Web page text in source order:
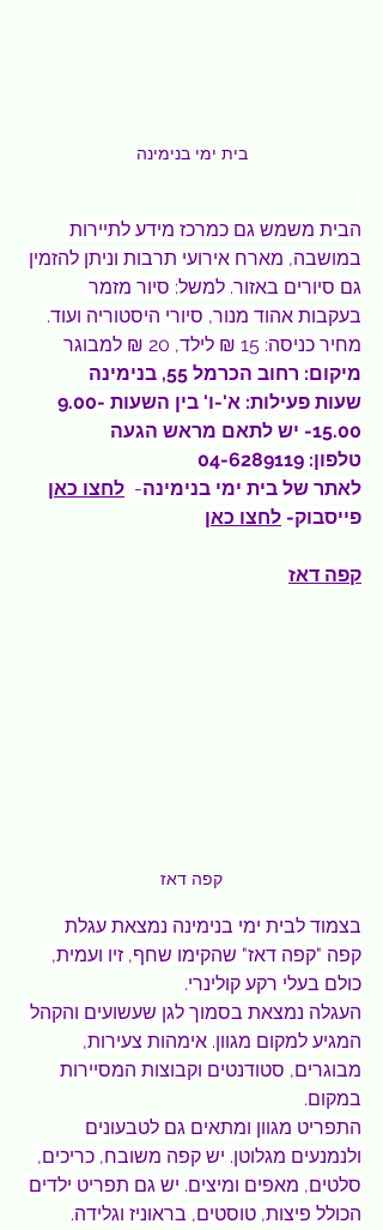
בית ימי בנימינה
הבית משמש גם כמרכז מידע לתיירות
במושבה, מארח אירועי תרבות וניתן להזמין
גם סיורים באזור. למשל: סיור מזמר
בעקבות אהוד מנור, סיורי היסטוריה ועוד.
מחיר כניסה: 15 ₪ לילד, 20 ₪ למבוגר
מיקום: רחוב הכרמל 55, בנימינה
שעות פעילות: א'-ו' בין השעות 9.00-
15.00- יש לתאם מראש הגעה
טלפון: 04-6289119
לאתר של בית ימי בנימינה- לחצו כאן
פייסבוק- לחצו כאן
קפה דאז
קפה דאז
בצמוד לבית ימי בנימינה נמצאת עגלת
קפה "קפה דאז" שהקימו שחף, זיו ועמית,
כולם בעלי רקע קולינרי.
העגלה נמצאת בסמוך לגן שעשועים והקהל
המגיע למקום מגוון. אימהות צעירות,
מבוגרים, סטודנטים וקבוצות המסיירות
במקום.
התפריט מגוון ומתאים גם לטבעונים
ולנמנעים מגלוטן. יש קפה משובח, כריכים,
סלטים, מאפים ומיצים. יש גם תפריט ילדים
הכולל פיצות, טוסטים, בראוניז וגלידה.